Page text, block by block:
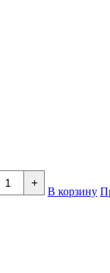
+
В корзину